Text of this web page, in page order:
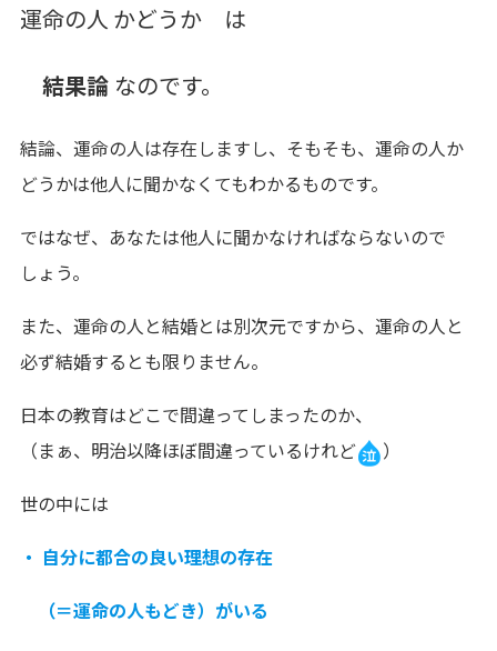
運命の人 かどうか は
結果論 なのです。
結論、運命の人は存在しますし、そもそも、運命の人か
どうかは他人に聞かなくてもわかるものです。
ではなぜ、あなたは他人に聞かなければならないので
しょう。
また、運命の人と結婚とは別次元ですから、運命の人と
必ず結婚するとも限りません。
日本の教育はどこで間違ってしまったのか、
（まぁ、明治以降ほぼ間違っているけれど
）
世の中には
・ 自分に都合の良い理想の存在
（＝運命の人もどき）がいる